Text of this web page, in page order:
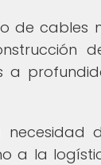
de cables
a
a la